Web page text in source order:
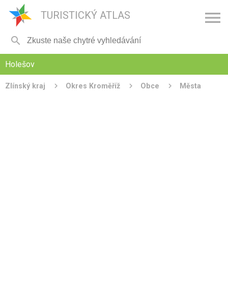
TURISTICKÝ ATLAS 

Holešov
Zlínský kraj Okres Kroměříž Obce Města